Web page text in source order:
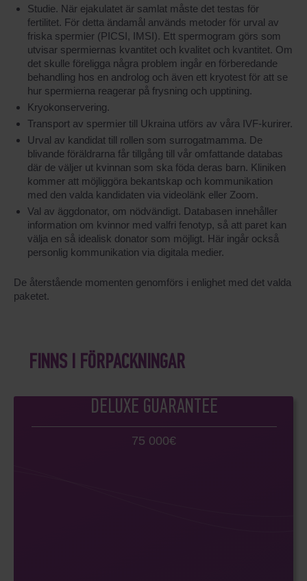
Studie. När ejakulatet är samlat måste det testas för
fertilitet. För detta ändamål används metoder för urval av
friska spermier (PICSI, IMSI). Ett spermogram görs som
utvisar spermiernas kvantitet och kvalitet och kvantitet. Om
det skulle föreligga några problem ingår en förberedande
behandling hos en androlog och även ett kryotest för att se
hur spermierna reagerar på frysning och upptining.
Kryokonservering.
Transport av spermier till Ukraina utförs av våra IVF-kurirer.
Urval av kandidat till rollen som surrogatmamma. De
blivande föräldrarna får tillgång till vår omfattande databas
där de väljer ut kvinnan som ska föda deras barn. Kliniken
kommer att möjliggöra bekantskap och kommunikation
med den valda kandidaten via videolänk eller Zoom.
Val av äggdonator, om nödvändigt. Databasen innehåller
information om kvinnor med valfri fenotyp, så att paret kan
välja en så idealisk donator som möjligt. Här ingår också
personlig kommunikation via digitala medier.
De återstående momenten genomförs i enlighet med det valda
paketet.
FINNS I FÖRPACKNINGAR
DELUXE GUARANTEE
75 000€